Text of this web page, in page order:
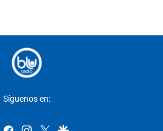
Síguenos en: